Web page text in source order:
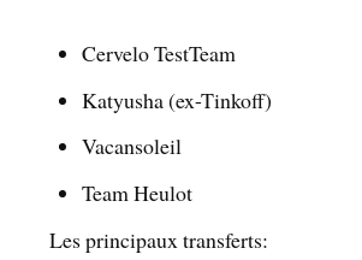
Cervelo TestTeam
Katyusha (ex-Tinkoff)
Vacansoleil
Team Heulot
Les principaux transferts: